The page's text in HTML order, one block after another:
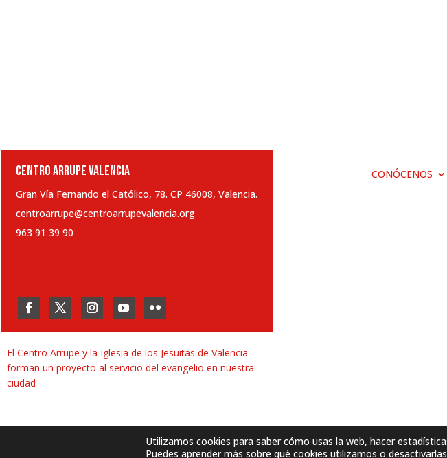
CENTRO ARRUPE VALENCIA
Gran Vía Fernando el Católico, 78. CP 46008, Valencia.
centroarrupe@centroarrupevalencia.org
963 91 39 90
CONÓCENOS
El Centro Arrupe y la Iglesia de los Jesuitas de Valencia
forman un proyecto al servicio del evangelio en nuestra
ciudad
Utilizamos cookies para saber cómo usas la web, hacer
Puedes aprender más sobre qué cookies utilizamos o